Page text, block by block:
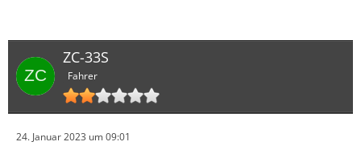
ZC-33S
Fahrer
24. Januar 2023 um 09:01